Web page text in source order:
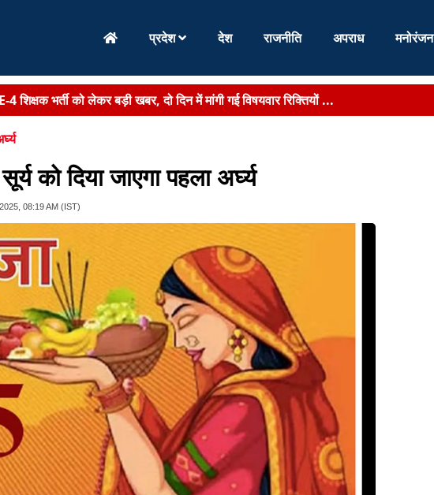
प्रदेश देश राजनीति अपराध मनोरंजन
4 शिक्षक भर्ती को लेकर बड़ी खबर, दो दिन में मांगी गई विषयवार रिक्तियों ...
सभी वार्डों में डोर-टू-डोर सेवा बहाल, शुक्रवार तक लगभग 9800 टन कचरे...
में 10 लाख के इनामी नक्सली सालुका कायम ने डाला हथियार, 2 महिला माओव...
आयोजन :
सीएम हेमन्त ने खेलगांव परिसर में किया पौधरोपण, लोगों से कहा- आप सभी एक-एक फ...
दीक्षांत समारोह में छात्रों का हंगामा, डिग्री मंच से देने ...
में 22 बालूघाटों पर खनन बंद,सरकार को 153 करोड़ का राजस्व नुकसान...
को दिया जाएगा पहला अर्घ्य
08:19 AM (IST)